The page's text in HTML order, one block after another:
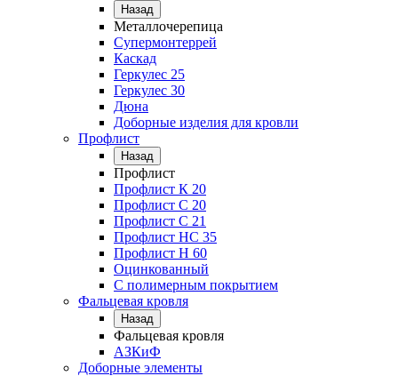
Назад
Металлочерепица
Супермонтеррей
Каскад
Геркулес 25
Геркулес 30
Дюна
Доборные изделия для кровли
Профлист
Назад
Профлист
Профлист К 20
Профлист С 20
Профлист C 21
Профлист НС 35
Профлист Н 60
Оцинкованный
С полимерным покрытием
Фальцевая кровля
Назад
Фальцевая кровля
АЗКиФ
Доборные элементы